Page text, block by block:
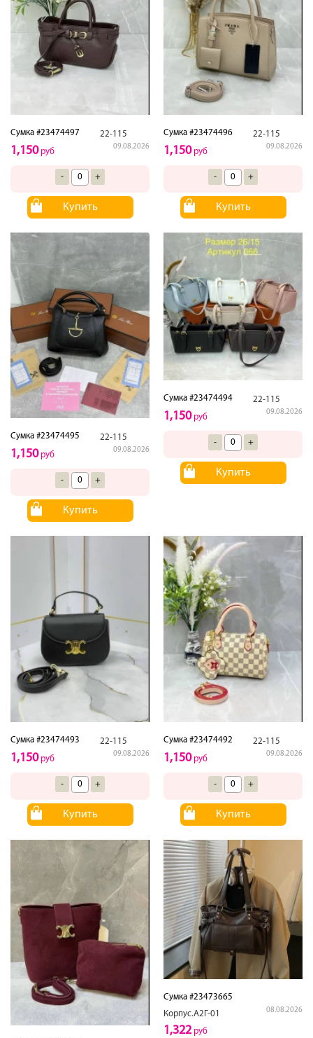
Сумка #23474497 22-115
09.08.2026
1,150руб
- +
Купить
Сумка #23474496 22-115
09.08.2026
1,150руб
- +
Купить
Сумка #23474495 22-115
09.08.2026
1,150руб
- +
Купить
Сумка #23474494 22-115
09.08.2026
1,150руб
- +
Купить
Сумка #23474493 22-115
09.08.2026
1,150руб
- +
Купить
Сумка #23474492 22-115
09.08.2026
1,150руб
- +
Купить
Сумка #23473665
Корпус.А2Г-01
08.08.2026
1,322руб